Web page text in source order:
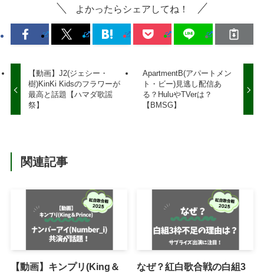
よかったらシェアしてね！
【動画】J2(ジェシー・
樹)KinKi Kidsのフラワーが
最高と話題【ハマダ歌謡
祭】
ApartmentB(アパートメン
ト・ビー)見逃し配信あ
る？HuluやTVerは？
【BMSG】
関連記事
【動画】キンプリ(King＆
なぜ？紅白歌合戦の白組3